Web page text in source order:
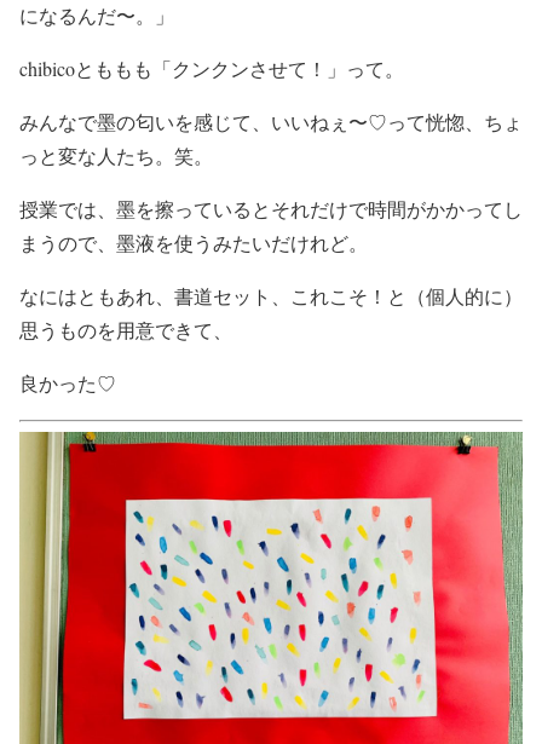
になるんだ〜。」
chibicoとももも「クンクンさせて！」って。
みんなで墨の匂いを感じて、いいねぇ〜♡って恍惚、ちょ
っと変な人たち。笑。
授業では、墨を擦っているとそれだけで時間がかかってし
まうので、墨液を使うみたいだけれど。
なにはともあれ、書道セット、これこそ！と（個人的に）
思うものを用意できて、
良かった♡